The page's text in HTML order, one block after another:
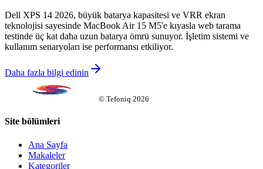
Dell XPS 14 2026, büyük batarya kapasitesi ve VRR ekran
teknolojisi sayesinde MacBook Air 15 M5'e kıyasla web tarama
testinde üç kat daha uzun batarya ömrü sunuyor. İşletim sistemi ve
kullanım senaryoları ise performansı etkiliyor.
Daha fazla bilgi edinin
© Tefoniq 2026
Site bölümleri
Ana Sayfa
Makaleler
Kategoriler